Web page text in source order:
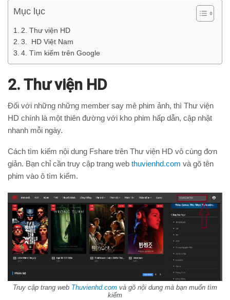
Mục lục
2. Thư viện HD
3. HD Việt Nam
4. Tìm kiếm trên Google
2. Thư viện HD
Đối với những những member say mê phim ảnh, thì Thư viện
HD chính là một thiên đường với kho phim hấp dẫn, cập nhật
nhanh mỗi ngày.
Cách tìm kiếm nội dung Fshare trên Thư viện HD vô cùng đơn
giản. Bạn chỉ cần truy cập trang web thuvienhd.com và gõ tên
phim vào ô tìm kiếm.
Truy cập trang web Thuvienhd.com và gõ nội dung mà bạn muốn tìm
kiếm